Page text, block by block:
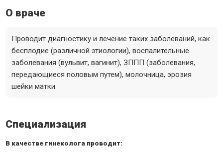
О враче
Проводит диагностику и лечение таких заболеваний, как
бесплодие (различной этиологии), воспалительные
заболевания (вульвит, вагинит), ЗППП (заболевания,
передающиеся половым путем), молочница, эрозия
шейки матки.
Специализация
В качестве гинеколога проводит: